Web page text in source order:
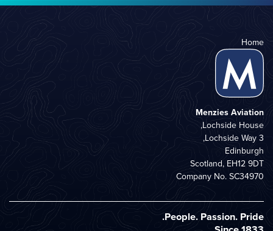
Home
Menzies Aviation
Lochside House,
3 Lochside Way,
Edinburgh
Scotland, EH12 9DT
Company No. SC34970
People. Passion. Pride.